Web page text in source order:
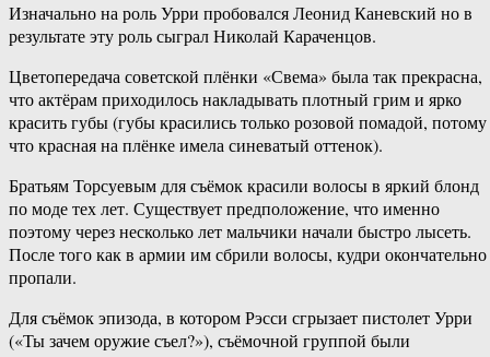
Изначально на роль Урри пробовался Леонид Каневский но в
результате эту роль сыграл Николай Караченцов.
Цветопередача советской плёнки «Свема» была так прекрасна,
что актёрам приходилось накладывать плотный грим и ярко
красить губы (губы красились только розовой помадой, потому
что красная на плёнке имела синеватый оттенок).
Братьям Торсуевым для съёмок красили волосы в яркий блонд
по моде тех лет. Существует предположение, что именно
поэтому через несколько лет мальчики начали быстро лысеть.
После того как в армии им сбрили волосы, кудри окончательно
пропали.
Для съёмок эпизода, в котором Рэсси сгрызает пистолет Урри
(«Ты зачем оружие съел?»), съёмочной группой были